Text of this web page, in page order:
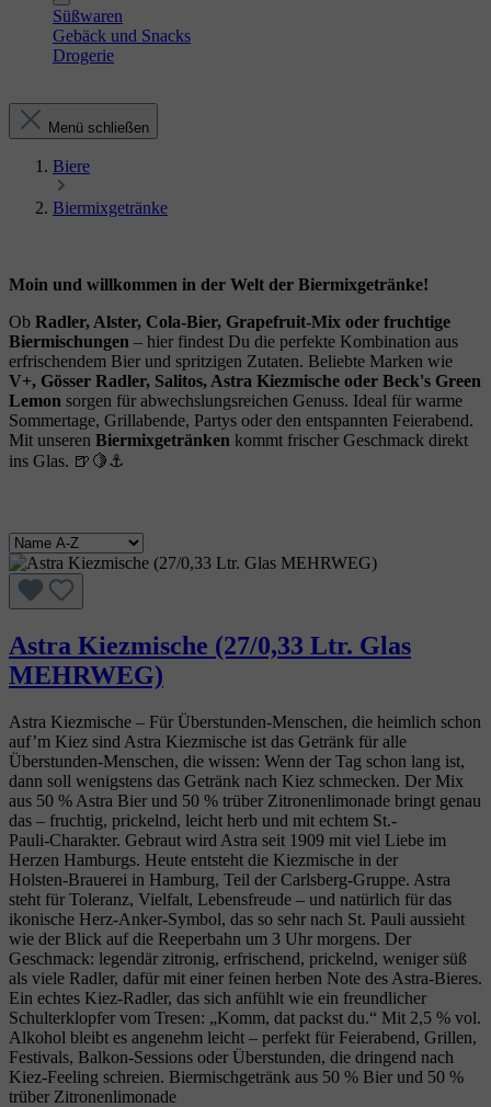
Süßwaren
Gebäck und Snacks
Drogerie
Menü schließen
Biere
Biermixgetränke
Moin und willkommen in der Welt der Biermixgetränke!
Ob Radler, Alster, Cola-Bier, Grapefruit-Mix oder fruchtige
Biermischungen – hier findest Du die perfekte Kombination aus
erfrischendem Bier und spritzigen Zutaten. Beliebte Marken wie
V+, Gösser Radler, Salitos, Astra Kiezmische oder Beck's Green
Lemon sorgen für abwechslungsreichen Genuss. Ideal für warme
Sommertage, Grillabende, Partys oder den entspannten Feierabend.
Mit unseren Biermixgetränken kommt frischer Geschmack direkt
ins Glas. 🍺🍋⚓
Astra Kiezmische (27/0,33 Ltr. Glas
MEHRWEG)
Astra Kiezmische – Für Überstunden‑Menschen, die heimlich schon
auf’m Kiez sind Astra Kiezmische ist das Getränk für alle
Überstunden‑Menschen, die wissen: Wenn der Tag schon lang ist,
dann soll wenigstens das Getränk nach Kiez schmecken. Der Mix
aus 50 % Astra Bier und 50 % trüber Zitronenlimonade bringt genau
das – fruchtig, prickelnd, leicht herb und mit echtem St.-
Pauli‑Charakter. Gebraut wird Astra seit 1909 mit viel Liebe im
Herzen Hamburgs. Heute entsteht die Kiezmische in der
Holsten‑Brauerei in Hamburg, Teil der Carlsberg‑Gruppe. Astra
steht für Toleranz, Vielfalt, Lebensfreude – und natürlich für das
ikonische Herz‑Anker‑Symbol, das so sehr nach St. Pauli aussieht
wie der Blick auf die Reeperbahn um 3 Uhr morgens. Der
Geschmack: legendär zitronig, erfrischend, prickelnd, weniger süß
als viele Radler, dafür mit einer feinen herben Note des Astra‑Bieres.
Ein echtes Kiez‑Radler, das sich anfühlt wie ein freundlicher
Schulterklopfer vom Tresen: „Komm, dat packst du.“ Mit 2,5 % vol.
Alkohol bleibt es angenehm leicht – perfekt für Feierabend, Grillen,
Festivals, Balkon‑Sessions oder Überstunden, die dringend nach
Kiez‑Feeling schreien. Biermischgetränk aus 50 % Bier und 50 %
trüber Zitronenlimonade